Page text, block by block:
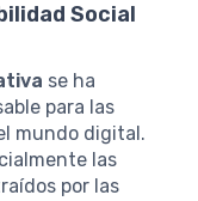
Social
se ha
para las
mundo digital.
las
por las